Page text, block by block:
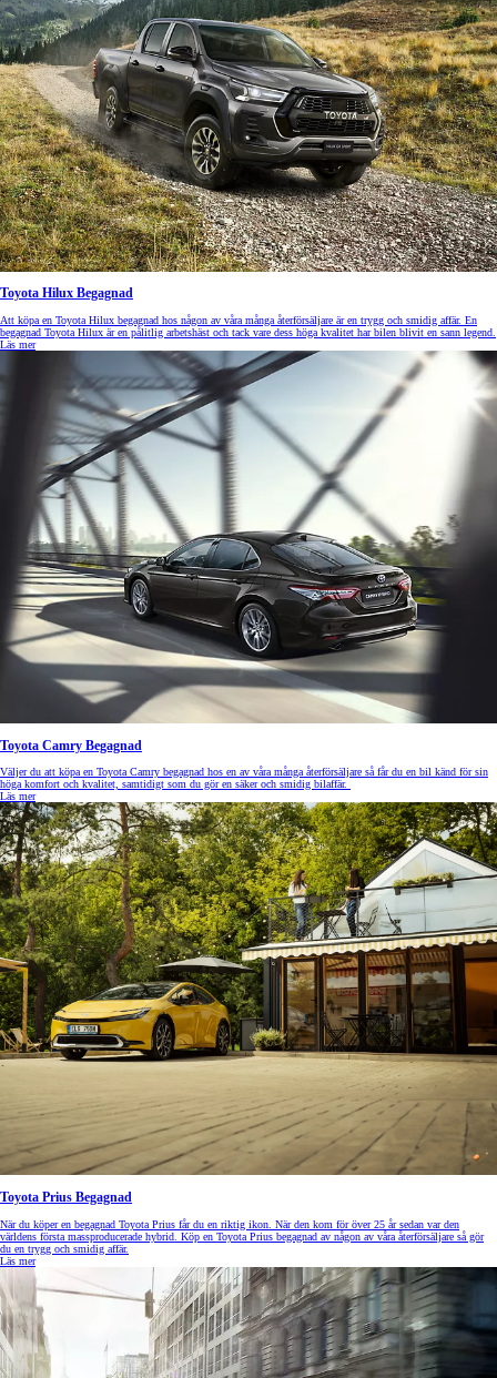
Toyota Hilux Begagnad
Att köpa en Toyota Hilux begagnad hos någon av våra många återförsäljare är en trygg och smidig affär. En
begagnad Toyota Hilux är en pålitlig arbetshäst och tack vare dess höga kvalitet har bilen blivit en sann legend.
Läs mer
Toyota Camry Begagnad
Väljer du att köpa en Toyota Camry begagnad hos en av våra många återförsäljare så får du en bil känd för sin
höga komfort och kvalitet, samtidigt som du gör en säker och smidig bilaffär.
Läs mer
Toyota Prius Begagnad
När du köper en begagnad Toyota Prius får du en riktig ikon. När den kom för över 25 år sedan var den
världens första massproducerade hybrid. Köp en Toyota Prius begagnad av någon av våra återförsäljare så gör
du en trygg och smidig affär.
Läs mer